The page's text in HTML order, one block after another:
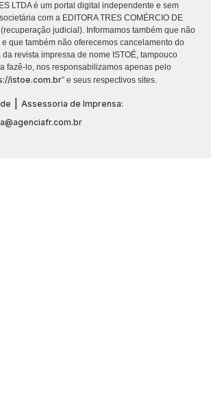
LTDA é um portal digital independente e sem
com a EDITORA TRES COMÉRCIO DE
(recuperação judicial). Informamos também que não
que também não oferecemos cancelamento do
revista impressa de nome ISTOÉ, tampouco
fazê-lo, nos responsabilizamos apenas pelo
istoe.com.br” e seus respectivos sites.
Assessoria de Imprensa: